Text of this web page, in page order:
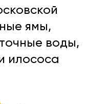
ямы,
воды,
илососа